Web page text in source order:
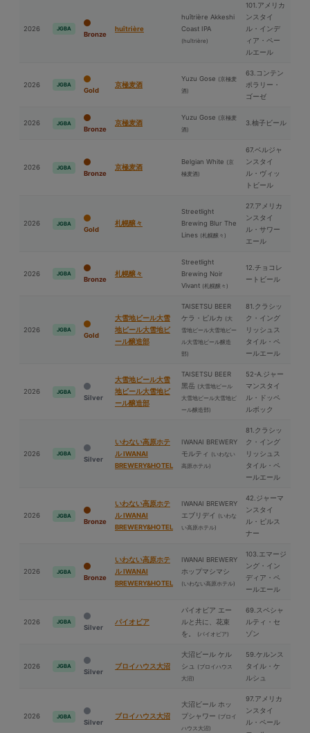
2026 JGBA
Bronze
huîtrière
huîtrière Akkeshi
Coast IPA
(huîtrière)
101.アメリカ
ンスタイ
ル・インデ
ィア・ペー
ルエール
2026 JGBA
Gold
京極⻨酒
Yuzu Gose (京極⻨
酒)
63.コンテン
ポラリー・
ゴーゼ
2026 JGBA
Bronze
京極⻨酒
Yuzu Gose (京極⻨
酒)
3.柚子ビール
2026 JGBA
Bronze
京極⻨酒
Belgian White (京
極⻨酒)
67.ベルジャ
ンスタイ
ル・ヴィッ
トビール
2026 JGBA
Gold
札幌醸々
Streetlight
Brewing Blur The
Lines (札幌醸々)
27.アメリカ
ンスタイ
ル・サワー
エール
2026 JGBA
Bronze
札幌醸々
Streetlight
Brewing Noir
Vivant (札幌醸々)
12.チョコレ
ートビール
2026 JGBA
Gold
⼤雪地ビール⼤雪
地ビール⼤雪地ビ
ール醸造部
TAISETSU BEER
ケラ・ピルカ (⼤
雪地ビール⼤雪地ビー
ル⼤雪地ビール醸造
部)
81.クラシッ
ク・イング
リッシュス
タイル・ペ
ールエール
2026 JGBA
Silver
⼤雪地ビール⼤雪
地ビール⼤雪地ビ
ール醸造部
TAISETSU BEER
⿊岳 (⼤雪地ビール
⼤雪地ビール⼤雪地ビ
ール醸造部)
52-A.ジャー
マンスタイ
ル・ドッペ
ルボック
2026 JGBA
Silver
いわない高原ホテ
ル IWANAI
BREWERY&HOTEL
IWANAI BREWERY
モルティ (いわない
高原ホテル)
81.クラシッ
ク・イング
リッシュス
タイル・ペ
ールエール
2026 JGBA
Bronze
いわない高原ホテ
ル IWANAI
BREWERY&HOTEL
IWANAI BREWERY
エブリデイ (いわな
い高原ホテル)
42.ジャーマ
ンスタイ
ル・ピルス
ナー
2026 JGBA
Bronze
いわない高原ホテ
ル IWANAI
BREWERY&HOTEL
IWANAI BREWERY
ホップマシマシ
(いわない高原ホテル)
103.エマージ
ング・イン
ディア・ペ
ールエール
2026 JGBA
Silver
パイオビア
パイオビア エー
ルと共に、花束
を。
(パイオビア)
69.スペシャ
ルティ・セ
ゾン
2026 JGBA
Silver
ブロイハウス⼤沼
⼤沼ビール ケル
シュ
(ブロイハウス
⼤沼)
59.ケルンス
タイル・ケ
ルシュ
2026 JGBA
Silver
ブロイハウス⼤沼
⼤沼ビール ホッ
プシャワー (ブロイ
ハウス⼤沼)
97.アメリカ
ンスタイ
ル・ペール